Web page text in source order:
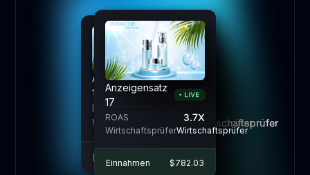
Anzeigensatz
17
ROAS
Wirtschaftsprüfer
Wirtschaftsprüfer
Einnahmen $782.03
Anzeigensatz
17
ROAS 3.7X
WirtschaftsprüferWirtschaftsprüfer
Einnahmen $782.03
Anzeigensatz
17
WirtschaftsprüferWirtschaftsprüfer
Einnahmen $782.03